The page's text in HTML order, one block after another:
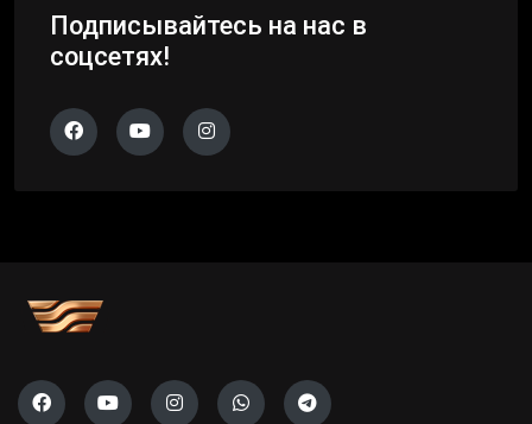
Подписывайтесь на нас в
соцсетях!